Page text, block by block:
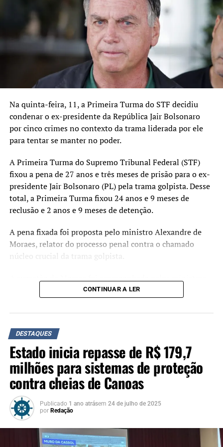
Básica de Saúde (UBS).
OBRAS
Atualmente, estão sendo executadas 236 unidades
habitacionais em Canoas – Morada Cidadã e MQ4, nos
bairros Guajuviras e Fátima, sendo que 4.451 unidades
habitacionais já foram entregues para famílias sorteadas
TÓPICOS RELACIONADOS:
A SEGUIR UP
Guilherme Schell tem trecho bloqueado nesta quinta-feira,
15
NÃO SE ESQUEÇA
Santana e Patricio fazem pressão por mais bombeiros na
cidade
Na quinta-feira, 11, a Primeira Turma do STF decidiu
condenar o ex-presidente da República Jair Bolsonaro
por cinco crimes no contexto da trama liderada por ele
para tentar se manter no poder.
A Primeira Turma do Supremo Tribunal Federal (STF)
fixou a pena de 27 anos e três meses de prisão para o ex-
presidente Jair Bolsonaro (PL) pela trama golpista. Desse
total, a Primeira Turma fixou 24 anos e 9 meses de
reclusão e 2 anos e 9 meses de detenção.
A pena fixada foi proposta pelo ministro Alexandre de
Moraes, relator do processo penal contra o chamado
núcleo crucial da trama golpista.
Flávio Dino, Cármen Lúcia e Cristiano Zanin. O ministro
durante o julgamento, não votou.
Crimes
Organização criminosa: 7 anos e 7 meses.
Abolição violenta do Estado Democrático de
Direito: 6 anos e 6 meses.
Golpe de Estado: 8 anos e 2 meses.
Deterioração de Patrimônio
: 2 anos e 6 meses.
CONTINUAR A LER
DESTAQUES
Estado inicia repasse de R$ 179,7
milhões para sistemas de proteção
contra cheias de Canoas
Publicado 1 ano atrásem 24 de julho de 2025
por Redação